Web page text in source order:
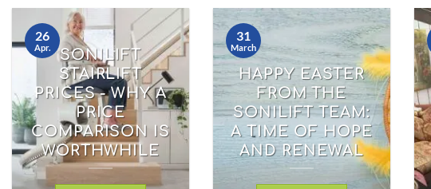
SONILIFT
STAIRLIFT
PRICES - WHY A
PRICE
COMPARISON IS
WORTHWHILE
26
Apr.
HAPPY EASTER
FROM THE
SONILIFT TEAM:
A TIME OF HOPE
AND RENEWAL
31
March